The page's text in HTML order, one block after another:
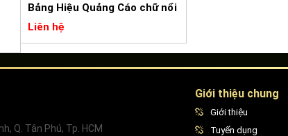
Bảng Hiệu Quảng Cáo chữ nổi
Liên hệ
Q. Tân Phú, Tp. HCM
Giới thiệu chung
Giới thiệu
Tuyển dụng